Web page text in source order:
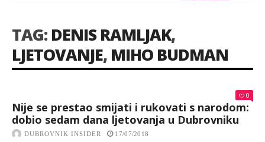
TAG:DENIS RAMLJAK,
LJETOVANJE, MIHO BUDMAN
0
Nije se prestao smijati i rukovati s narodom:
dobio sedam dana ljetovanja u Dubrovniku
DUBROVNIK INSIDER 17/07/2018